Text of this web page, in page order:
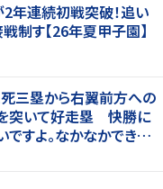
年連続初戦突破！追い
制す【26年夏甲子園】
三塁から右翼前方への
突いて好走塁 快勝に
ですよ。なかなかできな